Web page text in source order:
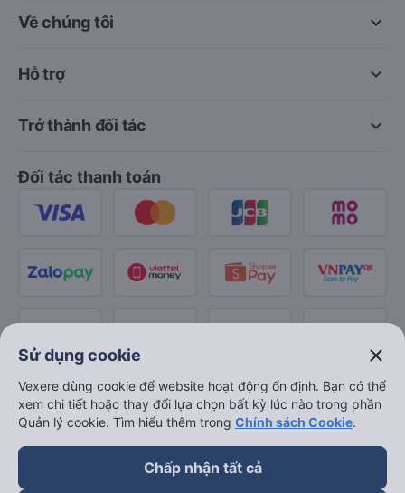
keyboard_arrow_down
Về chúng tôi
keyboard_arrow_down
Hỗ trợ
keyboard_arrow_down
Trở thành đối tác
Đối tác thanh toán
Sử dụng cookie close
Vexere dùng cookie để website hoạt động ổn định. Bạn có thể
xem chi tiết hoặc thay đổi lựa chọn bất kỳ lúc nào trong phần
Quản lý cookie. Tìm hiểu thêm trong Chính sách Cookie.
Chấp nhận tất cả